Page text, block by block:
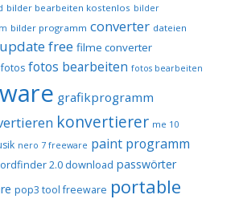
bilder bearbeiten kostenlos bilder
bilder programm converter dateien
free filme converter
fotos fotos bearbeiten fotos bearbeiten
grafikprogramm
konvertierer me 10
nero 7 freeware paint programm
2.0 download passwörter
pop3 tool freeware portable